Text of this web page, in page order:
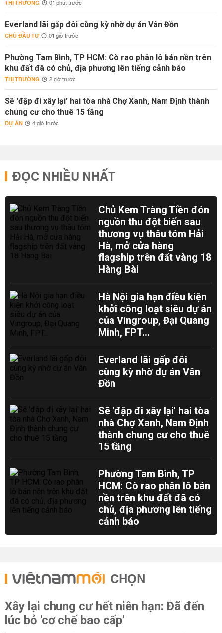
THỊ TRƯỜNG 01 phút trước
Everland lãi gấp đôi cùng kỳ nhờ dự án Vân Đồn
CHỦ ĐẦU TƯ 01 giờ trước
Phường Tam Bình, TP HCM: Cò rao phân lô bán nền trên
khu đất đã có chủ, địa phương lên tiếng cảnh báo
THỊ TRƯỜNG 2 giờ trước
Sẽ 'đập đi xây lại' hai tòa nhà Chợ Xanh, Nam Định thành
chung cư cho thuê 15 tầng
DỰ ÁN 4 giờ trước
ĐỌC NHIỀU NHẤT
Chủ Kem Tràng Tiền đón
nguồn thu đột biến sau
thương vụ thâu tóm Hải
Hà, mở cửa hàng
flagship trên đất vàng 18
Hàng Bài
Hà Nội gia hạn điều kiện
khởi công loạt siêu dự án
của Vingroup, Đại Quang
Minh, FPT...
Everland lãi gấp đôi
cùng kỳ nhờ dự án Vân
Đồn
Sẽ 'đập đi xây lại' hai tòa
nhà Chợ Xanh, Nam Định
thành chung cư cho thuê
15 tầng
Phường Tam Bình, TP
HCM: Cò rao phân lô bán
nền trên khu đất đã có
chủ, địa phương lên tiếng
cảnh báo
CHỌN
Xây lại chung cư hết niên hạn: Đã đến
lúc bỏ 'cơ chế bao cấp'